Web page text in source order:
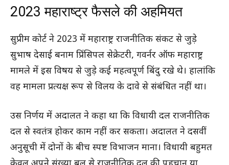
2023 महाराष्ट्र फैसले की अहमियत
सुप्रीम कोर्ट ने 2023 में महाराष्ट्र राजनीतिक संकट से जुड़े
सुभाष देसाई बनाम प्रिंसिपल सेक्रेटरी, गवर्नर ऑफ महाराष्ट्र
मामले में इस विषय से जुड़े कई महत्वपूर्ण बिंदु रखे थे। हालांकि
वह मामला प्रत्यक्ष रूप से विलय के दावे से संबंधित नहीं था।
उस निर्णय में अदालत ने कहा था कि विधायी दल राजनीतिक
दल से स्वतंत्र होकर काम नहीं कर सकता। अदालत ने दसवीं
अनुसूची में दोनों के बीच स्पष्ट विभाजन माना। विधायी बहुमत